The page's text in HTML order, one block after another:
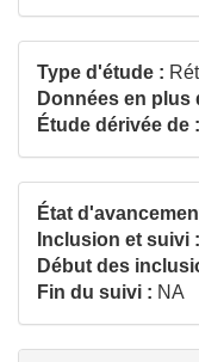
Type d'étude :
Données en plus
Étude dérivée de :
État
Inclusion et suivi :
Début des
Fin du suivi : NA